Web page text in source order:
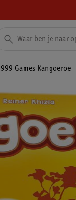
999 Games Kangoeroe